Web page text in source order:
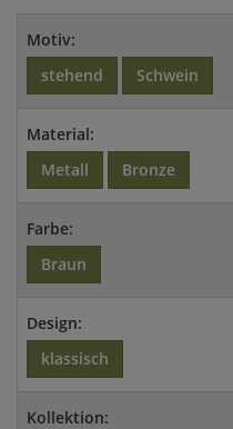
Motiv:
stehend
Schwein
Material:
Metall
Bronze
Farbe:
Braun
Design:
klassisch
Kollektion: